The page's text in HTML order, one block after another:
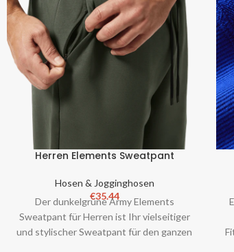
Herren Elements Sweatpant
Hosen & Jogginghosen
€35.44
Der dunkelgrüne Army Elements
Sweatpant für Herren ist Ihr vielseitiger
und stylischer Sweatpant für den ganzen